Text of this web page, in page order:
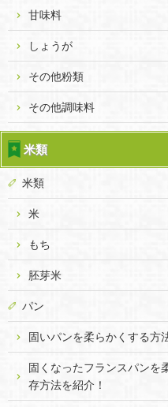
甘味料
しょうが
その他粉類
その他調味料
米類
米類
米
もち
胚芽米
パン
固いパンを柔らかくする方
固くなったフランスパンを
存方法を紹介！